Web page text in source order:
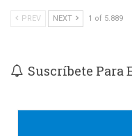
PREV NEXT 1 of 5.889
Suscríbete